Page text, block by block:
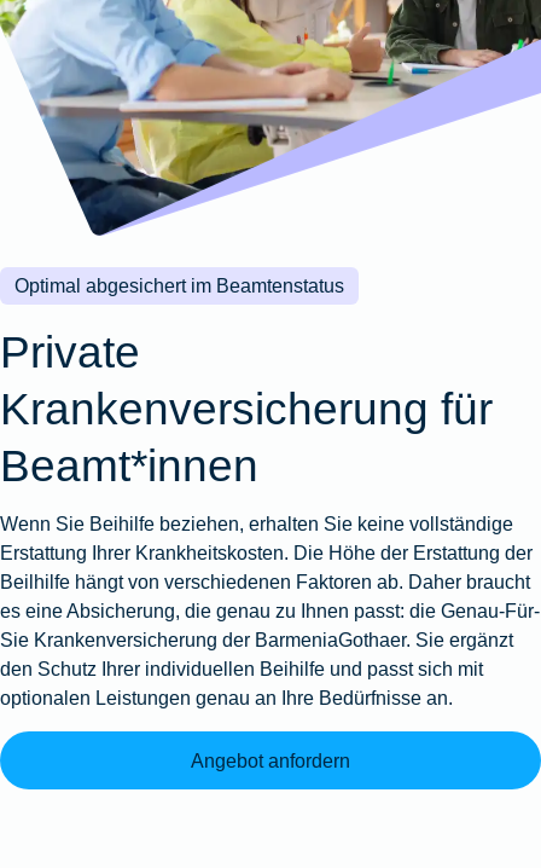
Wohnungsschutzbrief
Zur
Produktübersicht
Gewässerschadenhaftpflicht
Zur
Produktübersicht
Zur
Produktübersicht
Reisehaftpflichtversicherung
Reiserücktrittsversicherung
Zur
Produktübersicht
Produktübersicht
Produktübersicht
Produktübersicht
Montageversicherung
Zur
Produktübersicht
Gruppenunfall für
Betriebe
Gruppenunfall für
Vereine
Produktübersicht
Kunstversicherung
Ausstellungsversicherung
Valorenversicherung
Oldtimersammlungsversicherung
Zur
Optimal abgesichert im Beamtenstatus
Private
Krankenversicherung für
Beamt*innen
Wenn Sie Beihilfe beziehen, erhalten Sie keine vollständige
Erstattung Ihrer Krankheitskosten. Die Höhe der Erstattung der
Beilhilfe hängt von verschiedenen Faktoren ab. Daher braucht
es eine Absicherung, die genau zu Ihnen passt: die Genau-Für-
Sie Krankenversicherung der BarmeniaGothaer. Sie ergänzt
den Schutz Ihrer individuellen Beihilfe und passt sich mit
optionalen Leistungen genau an Ihre Bedürfnisse an.
Angebot anfordern